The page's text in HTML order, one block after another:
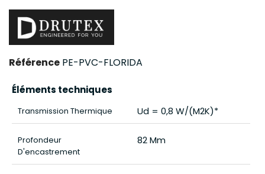
Référence PE-PVC-FLORIDA
Éléments techniques
Transmission Thermique Ud = 0,8 W/(m2K)*
Profondeur
D'encastrement
82 Mm